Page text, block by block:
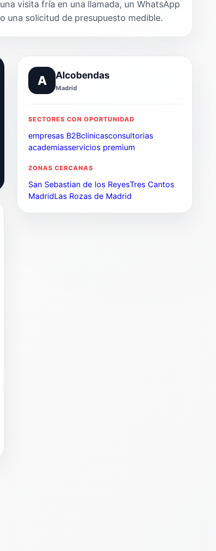
una visita fría en una llamada, un WhatsApp
o una solicitud de presupuesto medible.
A Alcobendas
Madrid
SECTORES CON OPORTUNIDAD
empresas B2Bclinicasconsultorias
academiasservicios premium
ZONAS CERCANAS
San Sebastian de los ReyesTres Cantos
MadridLas Rozas de Madrid